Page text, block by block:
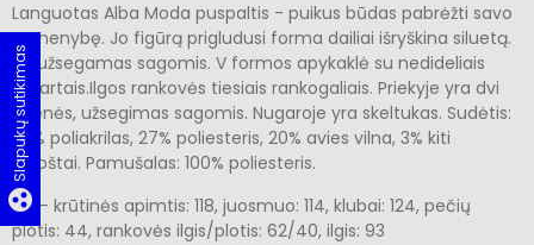
Languotas Alba Moda puspaltis - puikus būdas pabrėžti savo
asmenybę. Jo figūrą prigludusi forma dailiai išryškina siluetą.
Jis užsegamas sagomis. V formos apykaklė su nedideliais
atvartais.Ilgos rankovės tiesiais rankogaliais. Priekyje yra dvi
kišenės, užsegimas sagomis. Nugaroje yra skeltukas. Sudėtis:
50% poliakrilas, 27% poliesteris, 20% avies vilna, 3% kiti
pluoštai. Pamušalas: 100% poliesteris.
46 - krūtinės apimtis: 118, juosmuo: 114, klubai: 124, pečių
plotis: 44, rankovės ilgis/plotis: 62/40, ilgis: 93
group_work
Slapukų sutikimas